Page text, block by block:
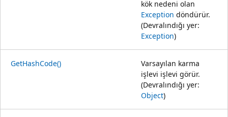
kök nedeni olan
Exception döndürür.
(Devralındığı yer:
Exception)
GetHashCode()
Varsayılan karma
işlevi işlevi görür.
(Devralındığı yer:
Object)